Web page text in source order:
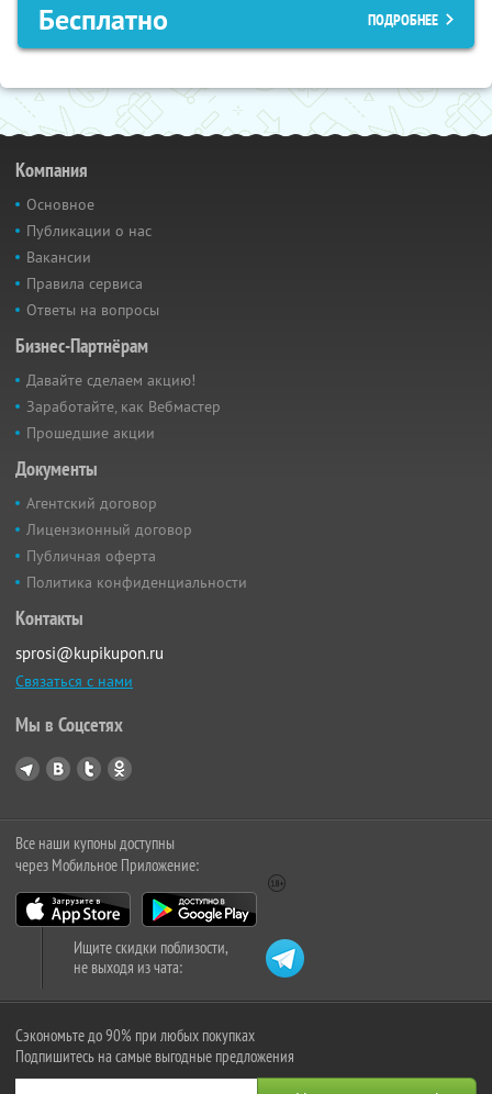
Бесплатно ПОДРОБНЕЕ
Компания
Основное
Публикации о нас
Вакансии
Правила сервиса
Ответы на вопросы
Бизнес-Партнёрам
Давайте сделаем акцию!
Заработайте, как Вебмастер
Прошедшие акции
Документы
Агентский договор
Лицензионный договор
Публичная оферта
Политика конфиденциальности
Контакты
sprosi@kupikupon.ru
Связаться с нами
Мы в Соцсетях
Все наши купоны доступны
через Мобильное Приложение:
Ищите скидки поблизости,
не выходя из чата:
Сэкономьте до 90% при любых покупках
Подпишитесь на самые выгодные предложения